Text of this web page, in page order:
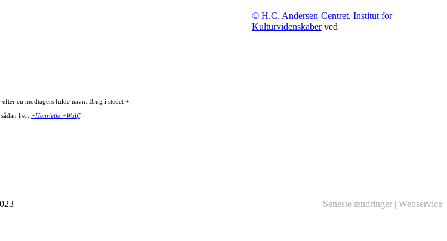
en modtagers fulde navn. Brug i stedet +:
her: +Henriette +Wulff.
© H.C. Andersen-Centret, Institut for
Kulturvidenskaberved
Seneste ændringer | Webservice